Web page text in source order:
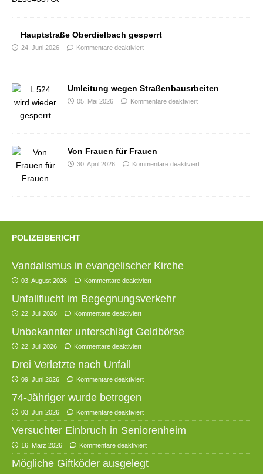
Hauptstraße Oberdielbach gesperrt
24. Juni 2026 Kommentare deaktiviert
Umleitung wegen Straßenbausrbeiten
05. Mai 2026 Kommentare deaktiviert
Von Frauen für Frauen
30. April 2026 Kommentare deaktiviert
POLIZEIBERICHT
Vandalismus in evangelischer Kirche
03. August 2026 Kommentare deaktiviert
Unfallflucht im Begegnungsverkehr
22. Juli 2026 Kommentare deaktiviert
Unbekannter unterschlägt Geldbörse
22. Juli 2026 Kommentare deaktiviert
Drei Verletzte nach Unfall
09. Juni 2026 Kommentare deaktiviert
74-Jähriger wurde betrogen
03. Juni 2026 Kommentare deaktiviert
Versuchter Einbruch in Seniorenheim
16. März 2026 Kommentare deaktiviert
Mögliche Giftköder ausgelegt